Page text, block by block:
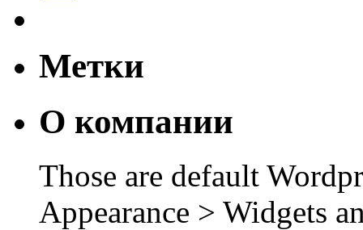
Метки
О компании
Those are default
Appearance > Widgets